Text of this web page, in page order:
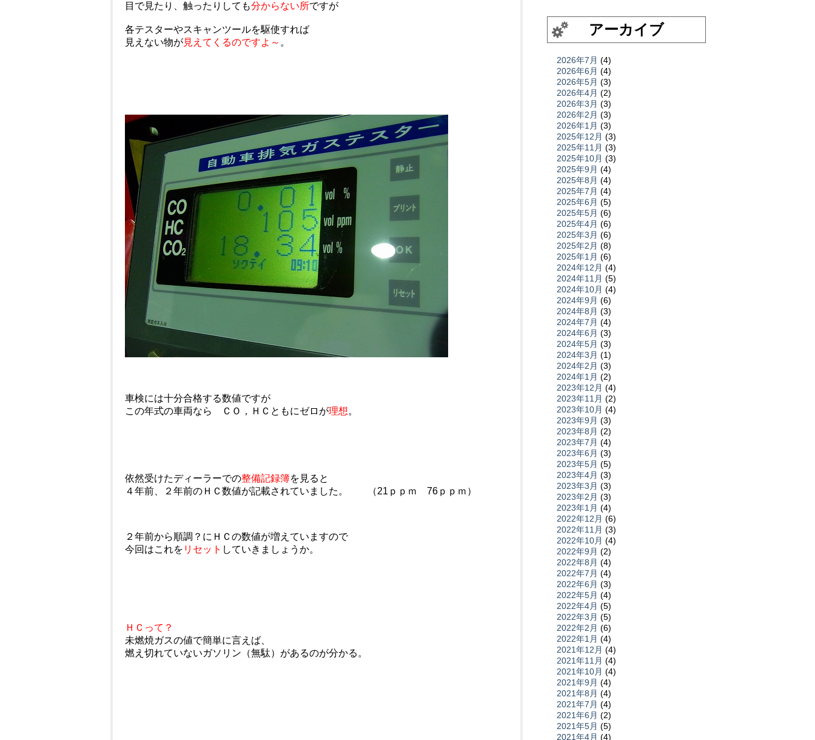
目で見たり、触ったりしても分からない所ですが
各テスターやスキャンツールを駆使すれば
見えない物が見えてくるのですよ～ 。
車検には十分合格する数値ですが
この年式の車両なら ＣＯ，ＨＣともにゼロが理想。
依然受けたディーラーでの整備記録簿を見ると
４年前、２年前のＨＣ数値が記載されていました。 （21ｐｐｍ 76ｐｐｍ）
２年前から順調？にＨＣの数値が増えていますので
今回はこれを リセット していきましょうか。
ＨＣって？
未燃焼ガスの値で簡単に言えば、
燃え切れていないガソリン（無駄）があるのが分かる。
アーカイブ
2026年7月 (4)
2026年6月 (4)
2026年5月 (3)
2026年4月 (2)
2026年3月 (3)
2026年2月 (3)
2026年1月 (3)
2025年12月 (3)
2025年11月 (3)
2025年10月 (3)
2025年9月 (4)
2025年8月 (4)
2025年7月 (4)
2025年6月 (5)
2025年5月 (6)
2025年4月 (6)
2025年3月 (6)
2025年2月 (8)
2025年1月 (6)
2024年12月 (4)
2024年11月 (5)
2024年10月 (4)
2024年9月 (6)
2024年8月 (3)
2024年7月 (4)
2024年6月 (3)
2024年5月 (3)
2024年3月 (1)
2024年2月 (3)
2024年1月 (2)
2023年12月 (4)
2023年11月 (2)
2023年10月 (4)
2023年9月 (3)
2023年8月 (2)
2023年7月 (4)
2023年6月 (3)
2023年5月 (5)
2023年4月 (3)
2023年3月 (3)
2023年2月 (3)
2023年1月 (4)
2022年12月 (6)
2022年11月 (3)
2022年10月 (4)
2022年9月 (2)
2022年8月 (4)
2022年7月 (4)
2022年6月 (3)
2022年5月 (4)
2022年4月 (5)
2022年3月 (5)
2022年2月 (6)
2022年1月 (4)
2021年12月 (4)
2021年11月 (4)
2021年10月 (4)
2021年9月 (4)
2021年8月 (4)
2021年7月 (4)
2021年6月 (2)
2021年5月 (5)
2021年4月 (4)